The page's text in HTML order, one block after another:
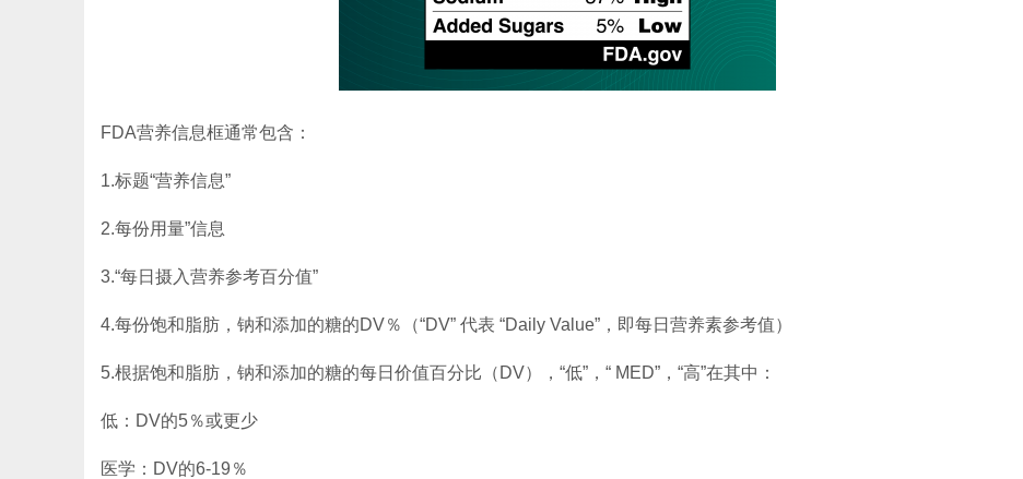
FDA营养信息框通常包含：
1.标题“营养信息”
2.每份用量”信息
3.“每日摄入营养参考百分值”
4.每份饱和脂肪，钠和添加的糖的DV％（“DV” 代表 “Daily Value”，即每日营养素参考值）
5.根据饱和脂肪，钠和添加的糖的每日价值百分比（DV），“低”，“ MED”，“高”在其中：
低：DV的5％或更少
医学：DV的6-19％